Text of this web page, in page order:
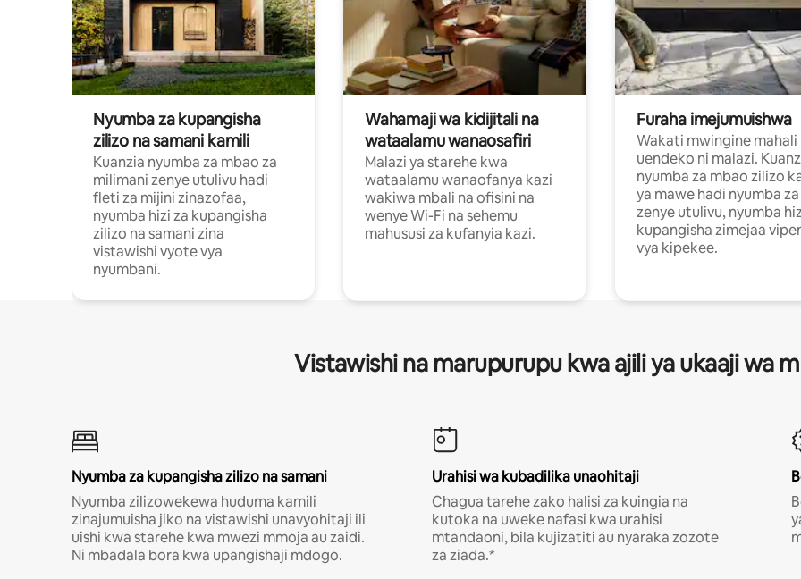
Nyumba za kupangisha
zilizo na samani kamili
Kuanzia nyumba za mbao za
milimani zenye utulivu hadi
fleti za mijini zinazofaa,
nyumba hizi za kupangisha
zilizo na samani zina
vistawishi vyote vya
nyumbani.
Wahamaji wa kidijitali na
wataalamu wanaosafiri
Malazi ya starehe kwa
wataalamu wanaofanya kazi
wakiwa mbali na ofisini na
wenye Wi-Fi na sehemu
mahususi za kufanyia kazi.
Furaha imejumuishwa
Wakati mwingine mahali
uendeko ni malazi.
nyumba za mbao zilizo
ya mawe hadi nyumba
zenye utulivu, nyumba
kupangisha zimejaa
vya kipekee.
Vistawishi na marupurupu kwa ajili ya ukaaji wa
Nyumba za kupangisha zilizo na samani
Nyumba zilizowekewa huduma kamili
zinajumuisha jiko na vistawishi unavyohitaji ili
uishi kwa starehe kwa mwezi mmoja au zaidi.
Ni mbadala bora kwa upangishaji mdogo.
Urahisi wa kubadilika unaohitaji
Chagua tarehe zako halisi za kuingia na
kutoka na uweke nafasi kwa urahisi
mtandaoni, bila kujizatiti au nyaraka zozote
za ziada.*